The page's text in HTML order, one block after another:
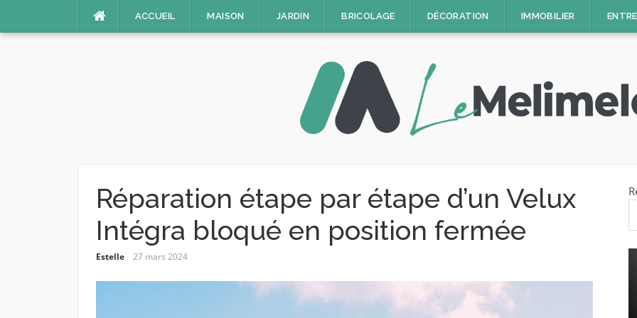
ACCUEIL MAISON JARDIN BRICOLAGE DÉCORATION IMMOBILIER
Réparation étape par étape d’un Velux
Intégra bloqué en position fermée
Estelle 27 mars 2024
DÉCORATION
5 astuces pour bien